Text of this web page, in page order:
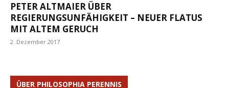
PETER ALTMAIER ÜBER
REGIERUNGSUNFÄHIGKEIT – NEUER FLATUS
MIT ALTEM GERUCH
2. Dezember 2017
ÜBER PHILOSOPHIA PERENNIS